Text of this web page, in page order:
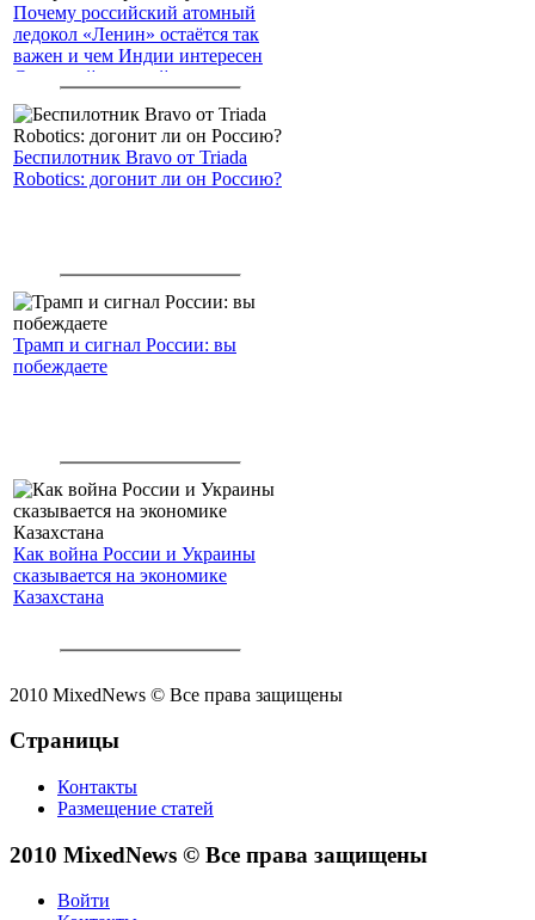
Почему российский атомный
ледокол «Ленин» остаётся так
важен и чем Индии интересен
Северный морской путь
Беспилотник Bravo от Triada
Robotics: догонит ли он Россию?
Трамп и сигнал России: вы
побеждаете
Как война России и Украины
сказывается на экономике
Казахстана
2010 MixedNews © Все права защищены
Страницы
Контакты
Размещение статей
2010 MixedNews © Все права защищены
Войти